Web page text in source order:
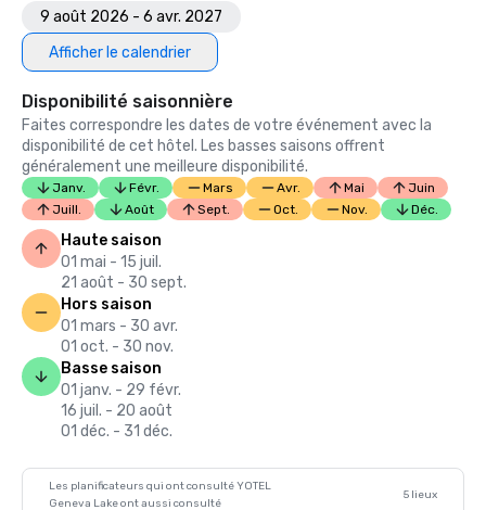
9 août 2026 - 6 avr. 2027
Afficher le calendrier
Disponibilité saisonnière
Faites correspondre les dates de votre événement avec la
disponibilité de cet hôtel. Les basses saisons offrent
généralement une meilleure disponibilité.
Janv. Févr. Mars Avr. Mai
Juin
Juill.
Août Sept. Oct. Nov. Déc.
Haute saison
01 mai - 15 juil.
21 août - 30 sept.
Hors saison
01 mars - 30 avr.
01 oct. - 30 nov.
Basse saison
01 janv. - 29 févr.
16 juil. - 20 août
01 déc. - 31 déc.
Les planificateurs qui ont consulté YOTEL
Geneva Lake ont aussi consulté
5 lieux